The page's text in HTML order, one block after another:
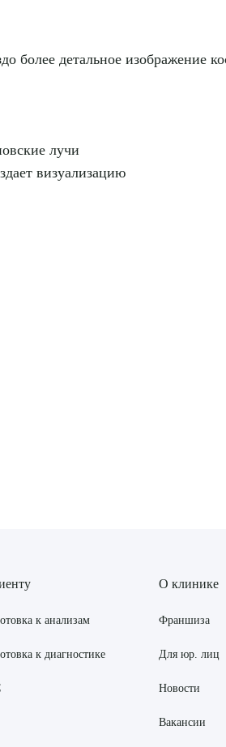
более детальное изображение
лучи
визуализацию
к анализам
к диагностике
О клинике
Франшиза
Для юр. лиц
Новости
Вакансии